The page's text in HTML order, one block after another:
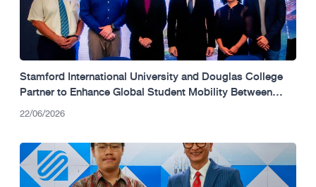
Stamford International University and Douglas College
Partner to Enhance Global Student Mobility Between
Thailand and Canada.
22/06/2026